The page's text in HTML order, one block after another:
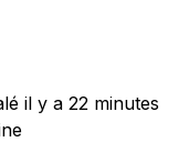
il y a 22 minutes